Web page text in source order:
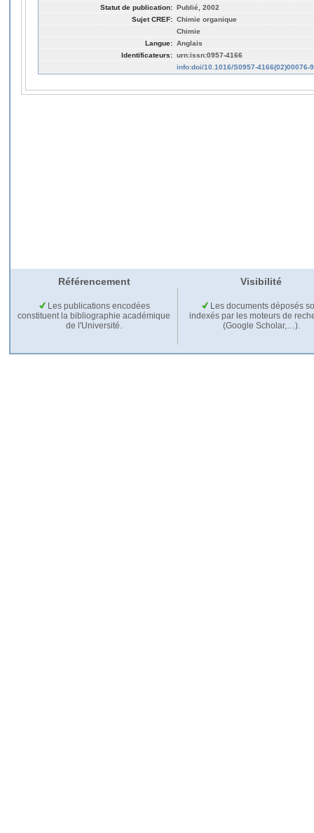
Statut de publication: Publié, 2002
Sujet CREF: Chimie organique
Chimie
Langue: Anglais
Identificateurs: urn:issn:0957-4166
info:doi/10.1016/S0957-4166(02)00076-9
Référencement Visibilité
Les publications encodées
constituent la bibliographie académique
de l'Université.
Les documents déposés
indexés par les moteurs de
(Google Scholar,…).